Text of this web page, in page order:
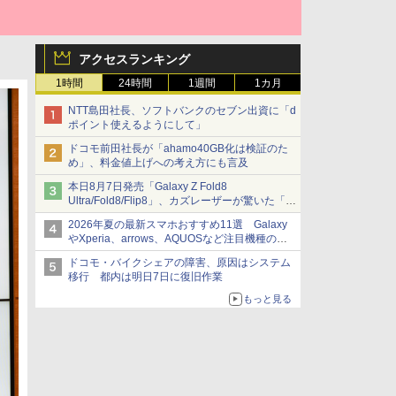
アクセスランキング
1時間 24時間 1週間 1カ月
NTT島田社長、ソフトバンクのセブン出資に「d
ポイント使えるようにして」
ドコモ前田社長が「ahamo40GB化は検証のた
め」、料金値上げへの考え方にも言及
本日8月7日発売「Galaxy Z Fold8
Ultra/Fold8/Flip8」、カズレーザーが驚いた「そ
ば屋のメニュー並みの薄さ」
2026年夏の最新スマホおすすめ11選 Galaxy
やXperia、arrows、AQUOSなど注目機種の特
徴は
ドコモ・バイクシェアの障害、原因はシステム
移行 都内は明日7日に復旧作業
もっと見る